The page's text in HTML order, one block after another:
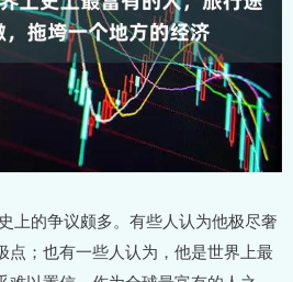
上的争议颇多。有些人认为他极尽奢
点；也有一些人认为，他是世界上最